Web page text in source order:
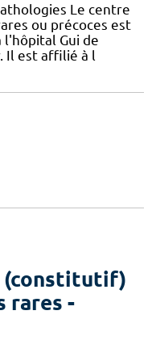
Le centre
ou précoces est
l'hôpital Gui de
Il est affilié à l
(constitutif)
rares -